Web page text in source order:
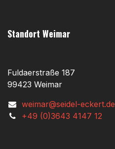
Standort Weimar
Fuldaerstraße 187
99423 Weimar
weimar@seidel-eckert.de
+49 (0)3643 4147 12